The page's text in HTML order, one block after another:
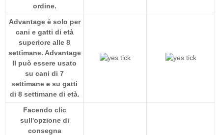
ordine.
Advantage è solo per
cani e gatti di età
superiore alle 8
settimane. Advantage
II può essere usato
su cani di 7
settimane e su gatti
di 8 settimane di età.
Facendo clic
sull'opzione di
consegna